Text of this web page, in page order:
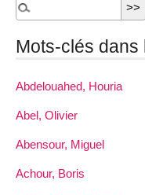
Mots-clés dans
Abdelouahed, Houria
Abel, Olivier
Abensour, Miguel
Achour, Boris